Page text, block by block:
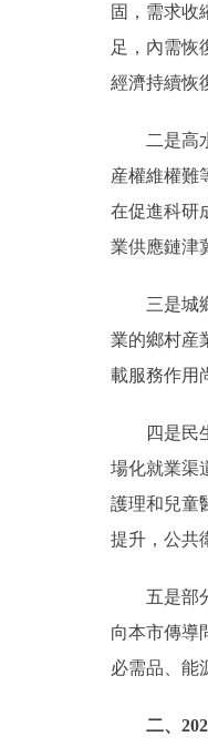
固，需求收
足，內需恢
經濟持續恢
二是高水
産權維權難
在促進科研
業供應鏈津
三是城鄉
業的鄉村産
載服務作用
四是民生
場化就業渠
護理和兒童
提升，公共
五是部分
向本市傳導
必需品、能
二、2023